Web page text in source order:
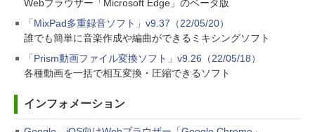
Webブラウザー「Microsoft Edge」のベータ版
「MixPad多重録音ソフト」v9.37（22/05/20）
誰でも簡単に音楽作成や編曲ができるミキシングソフト
「Prism動画ファイル変換ソフト」v9.26（22/05/18）
各種動画を一括で相互変換・圧縮できるソフト
インフォメーション